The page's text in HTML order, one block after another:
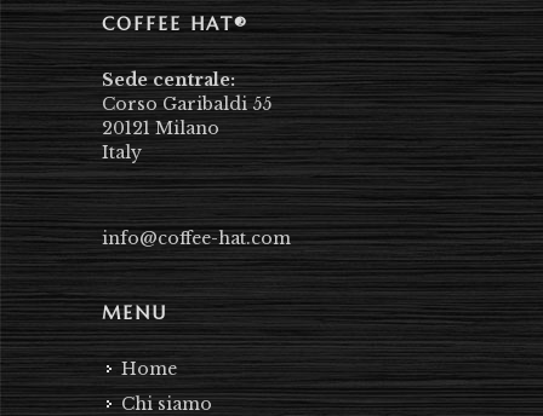
COFFEE HAT®
Sede centrale:
Corso Garibaldi 55
20121 Milano
Italy
info@coffee-hat.com
MENU
Home
Chi siamo